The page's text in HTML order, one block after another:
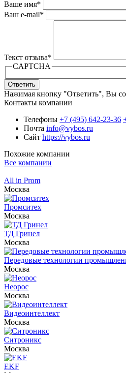
Ваше имя*
Ваш e-mail*
Текст отзыва*
CAPTCHA
Ответить
Нажимая кнопку "Ответить", Вы
Контакты компании
Телефоны +7 (495) 642-23-36
Почта info@vybos.ru
Сайт https://vybos.ru
Похожие компании
Все компании
All in Prom
Москва
Промситех
Москва
ТД Гринел
Москва
Передовые технологии
Москва
Неорос
Москва
Видеоинтеллект
Москва
Ситроникс
Москва
EKF